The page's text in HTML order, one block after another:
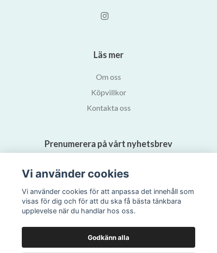
Läs mer
Om oss
Köpvillkor
Kontakta oss
Prenumerera på vårt nyhetsbrev
Vi använder cookies
Vi använder cookies för att anpassa det innehåll som
visas för dig och för att du ska få bästa tänkbara
upplevelse när du handlar hos oss.
Godkänn alla